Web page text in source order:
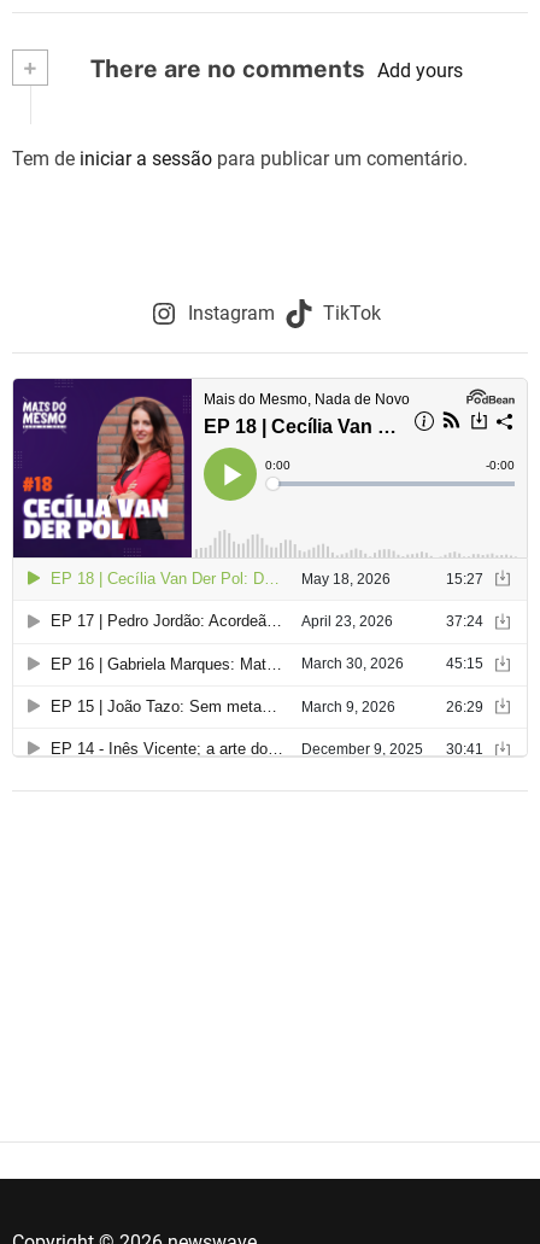
+ There are no comments Add yours
Tem de iniciar a sessão para publicar um comentário.
Instagram TikTok